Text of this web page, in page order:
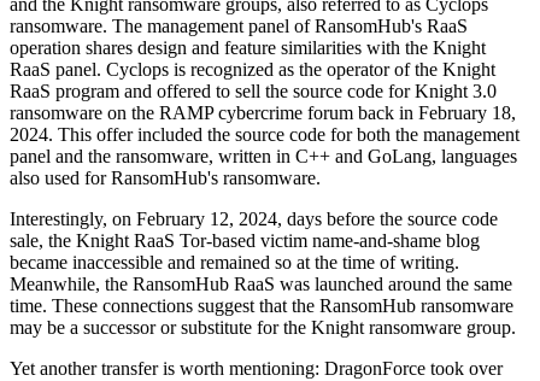
and the Knight ransomware groups, also referred to as Cyclops
ransomware. The management panel of RansomHub's RaaS
operation shares design and feature similarities with the Knight
RaaS panel. Cyclops is recognized as the operator of the Knight
RaaS program and offered to sell the source code for Knight 3.0
ransomware on the RAMP cybercrime forum back in February 18,
2024. This offer included the source code for both the management
panel and the ransomware, written in C++ and GoLang, languages
also used for RansomHub's ransomware.
Interestingly, on February 12, 2024, days before the source code
sale, the Knight RaaS Tor-based victim name-and-shame blog
became inaccessible and remained so at the time of writing.
Meanwhile, the RansomHub RaaS was launched around the same
time. These connections suggest that the RansomHub ransomware
may be a successor or substitute for the Knight ransomware group.
Yet another transfer is worth mentioning: DragonForce took over